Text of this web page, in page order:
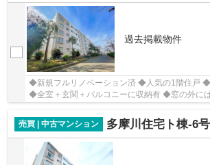
過去掲載物件
◆新規フルリノベーション済 ◆人気の1階住戸
◆全室＋玄関＋バルコニーに収納有 ◆窓の外に
売買 | 中古マンション
多摩川住宅ト棟-6